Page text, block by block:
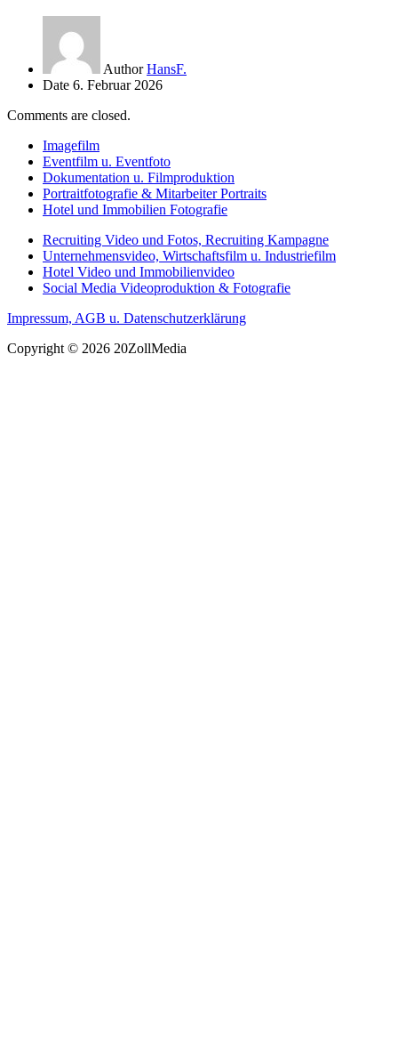
Author HansF.
Date 6. Februar 2026
Comments are closed.
Imagefilm
Eventfilm u. Eventfoto
Dokumentation u. Filmproduktion
Portraitfotografie & Mitarbeiter Portraits
Hotel und Immobilien Fotografie
Recruiting Video und Fotos, Recruiting Kampagne
Unternehmensvideo, Wirtschaftsfilm u. Industriefilm
Hotel Video und Immobilienvideo
Social Media Videoproduktion & Fotografie
Impressum, AGB u. Datenschutzerklärung
Copyright © 2026 20ZollMedia